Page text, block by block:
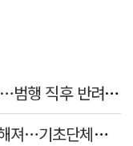
말다툼하다 모친 살해한 10대, 구속…범행 직후 반려견도 죽여
일반음식점도 '푸드트럭' 영업 가능해져…기초단체별 조례 개정 움직임